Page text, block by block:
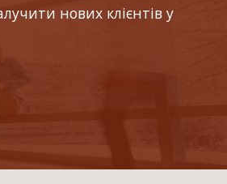
нових клієнтів у